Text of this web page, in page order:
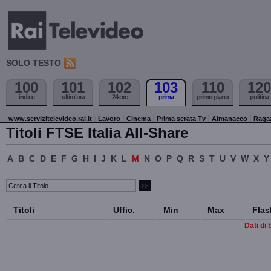
SOLO TESTO
100
indice
101
ultim'ora
102
24 ore
103
prima
110
primo piano
120
politica
www.servizitelevideo.rai.it Lavoro Cinema Prima serata Tv Almanacco
Titoli FTSE Italia All-Share
A B C D E F G H I J K L M N O P Q R S T U V W X Y
Titoli Uffic. Min Max
Dati di